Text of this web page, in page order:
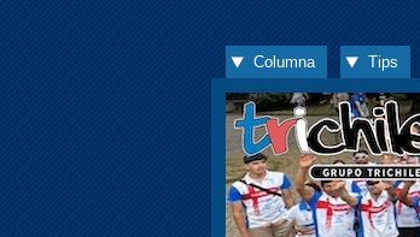
Columna Tips